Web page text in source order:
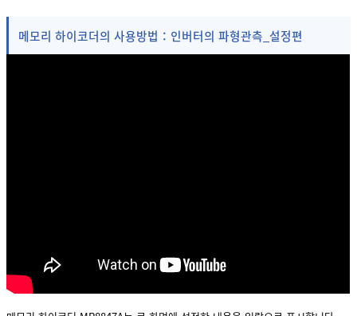
메모리 하이코더의 사용방법：인버터의 파형관측_설정편